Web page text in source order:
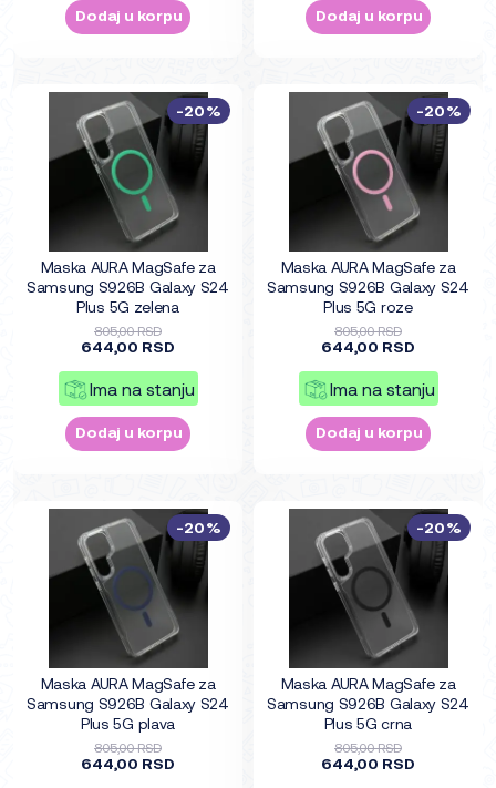
Dodaj u korpu Dodaj u korpu
Maska AURA MagSafe za
Samsung S926B Galaxy S24
Plus 5G zelena
805,00 RSD
644,00 RSD
Ima na stanju
Dodaj u korpu
-20%
Maska AURA MagSafe za
Samsung S926B Galaxy S24
Plus 5G roze
805,00 RSD
644,00 RSD
Ima na stanju
Dodaj u korpu
-20%
Maska AURA MagSafe za
Samsung S926B Galaxy S24
Plus 5G plava
805,00 RSD
644,00 RSD
-20%
Maska AURA MagSafe za
Samsung S926B Galaxy S24
Plus 5G crna
805,00 RSD
644,00 RSD
-20%